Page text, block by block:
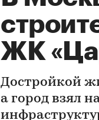
ЖК
Достройкой
а город взял